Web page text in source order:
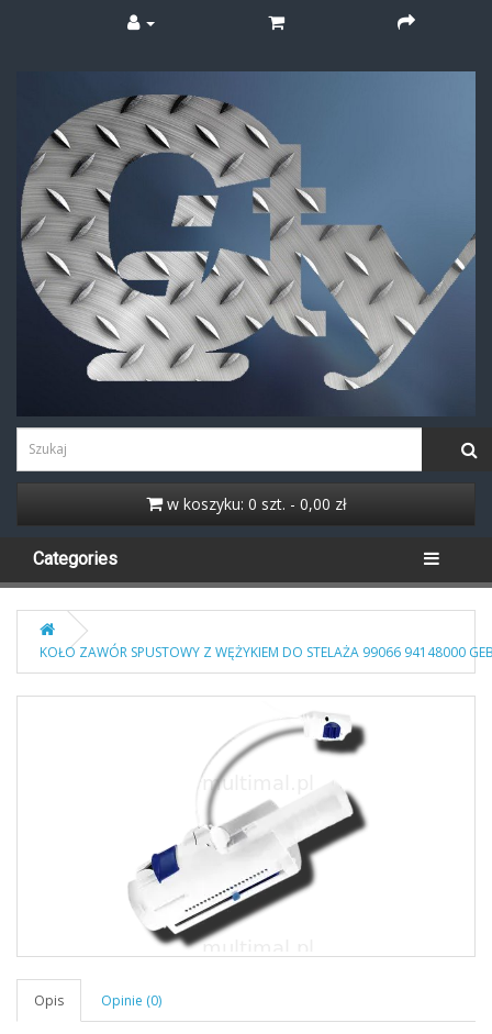
w koszyku: 0 szt. - 0,00 zł
Categories
KOŁO ZAWÓR SPUSTOWY Z WĘŻYKIEM DO STELAŻA 99066 94148000
Opis Opinie (0)